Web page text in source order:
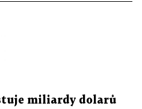
miliardy dolarů